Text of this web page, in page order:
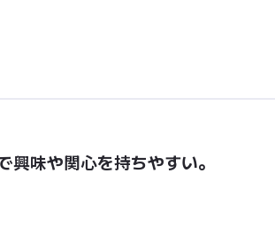
味や関心を持ちやすい。